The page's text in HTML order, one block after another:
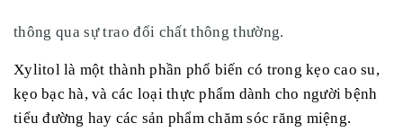
thông qua sự trao đổi chất thông thường.
Xylitol là một thành phần phổ biến có trong kẹo cao su,
kẹo bạc hà, và các loại thực phẩm dành cho người bệnh
tiểu đường hay các sản phẩm chăm sóc răng miệng.